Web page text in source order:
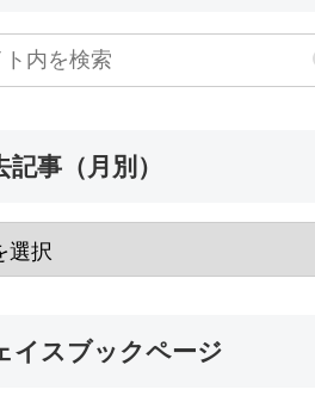
記事（月別）
イスブックページ